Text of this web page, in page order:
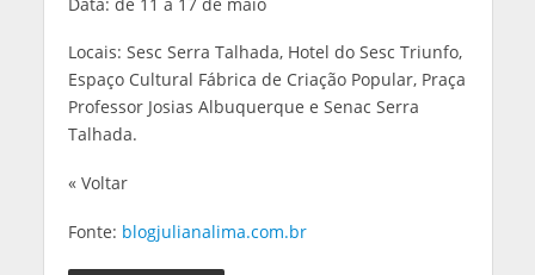
Locais: Sesc Serra Talhada, Hotel do Sesc Triunfo,
Espaço Cultural Fábrica de Criação Popular, Praça
Professor Josias Albuquerque e Senac Serra
Talhada.
« Voltar
Fonte: blogjulianalima.com.br